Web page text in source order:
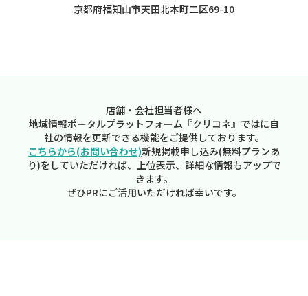
京都府福知山市天田北本町二区69-10
店舗・会社担当者様へ
地域情報ポータルプラットフォーム『クリコネ』ではに自
社の情報を更新できる機能をご提供しております。
こちらから(お問い合わせ)新規掲載申し込み(無料プランあ
り)をしていただければ、上位表示、詳細な情報もアップで
きます。
ぜひPRにご活用いただければ幸いです。